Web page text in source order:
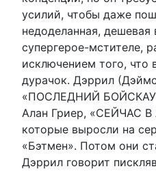
усилий, чтобы даже
недоделанная,
супергерое-мстителе,
исключением того, что
дурачок. Дэррил
«ПОСЛЕДНИЙ
Алан Гриер, «СЕЙЧАС
которые выросли на
«Бэтмен». Потом они
Дэррил говорит